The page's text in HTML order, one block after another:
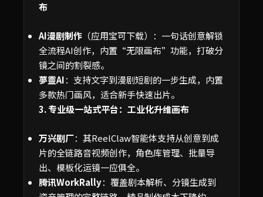
布
AI漫剧制作 （应用宝可下载）：一句话创意解锁
全流程AI创作，内置“无限画布”功能，打破分
镜之间的割裂感。
夢靈AI：支持文字到漫剧短剧的一步生成，内置
多款热门画风，适合新手快速出片。
3. 专业级一站式平台：工业化升维画布
万兴剧厂：其ReelClaw智能体支持从创意到成
片的全链路音视频创作，角色库管理、批量导
出、模板化运镜一应俱全。
腾讯WorkRally：覆盖剧本解析、分镜生成到